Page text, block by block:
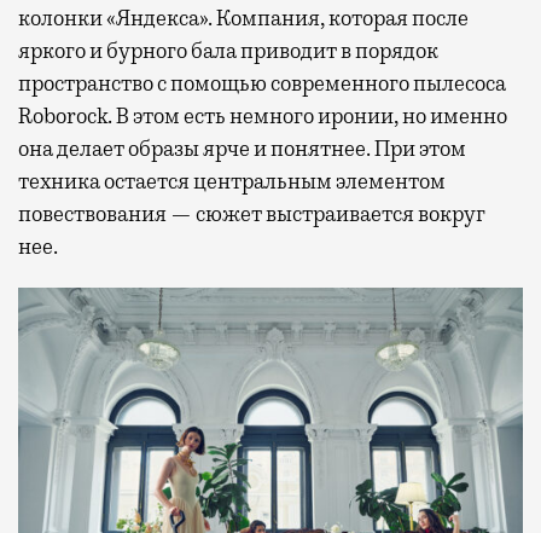
колонки «Яндекса». Компания, которая после
яркого и бурного бала приводит в порядок
пространство с помощью современного пылесоса
Roborock. В этом есть немного иронии, но именно
она делает образы ярче и понятнее. При этом
техника остается центральным элементом
повествования — сюжет выстраивается вокруг
нее.